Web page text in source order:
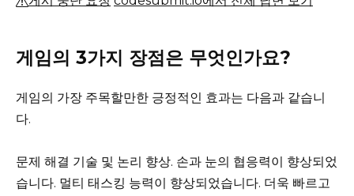
게임의 3가지 장점은 무엇인가요?
게임의 가장 주목할만한 긍정적인 효과는 다음과 같습니
다.
문제 해결 기술 및 논리 향상. 손과 눈의 협응력이 향상되었
습니다. 멀티 태스킹 능력이 향상되었습니다. 더욱 빠르고